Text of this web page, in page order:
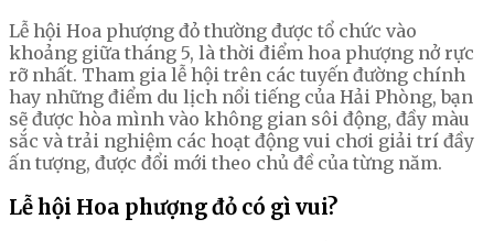
Lễ hội Hoa phượng đỏ thường được tổ chức vào
khoảng giữa tháng 5, là thời điểm hoa phượng nở rực
rỡ nhất. Tham gia lễ hội trên các tuyến đường chính
hay những điểm du lịch nổi tiếng của Hải Phòng, bạn
sẽ được hòa mình vào không gian sôi động, đầy màu
sắc và trải nghiệm các hoạt động vui chơi giải trí đầy
ấn tượng, được đổi mới theo chủ đề của từng năm.
Lễ hội Hoa phượng đỏ có gì vui?